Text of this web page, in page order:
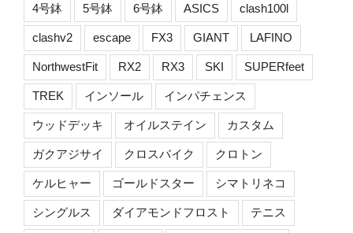
4号鉢 5号鉢 6号鉢 ASICS clash100l
clashv2 escape FX3 GIANT LAFINO
NorthwestFit RX2 RX3 SKI SUPERfeet
TREK インソール インパチェンス
ウッドデッキ オイルステイン カスタム
ガクアジサイ クロスバイク クロトン
ケルヒャー ゴールドスター シマトリネコ
シングルス ダイアモンドフロスト テニス